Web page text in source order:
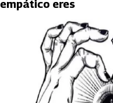
empático eres